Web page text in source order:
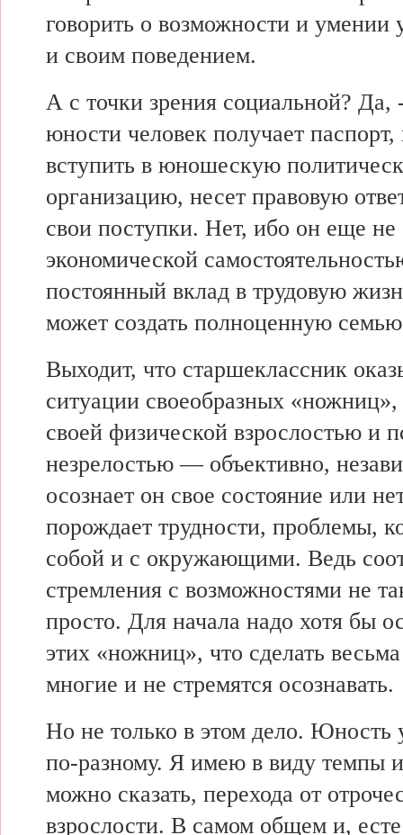
говорить о возможности и умении
и своим поведением.
А с точки зрения социальной? Да,
юности человек получает
вступить в юношескую
организацию, несет правовую
свои поступки. Нет, ибо он еще не
экономической
постоянный вклад в трудовую
может создать полноценную
Выходит, что старшеклассник
ситуации своеобразных
своей физической взрослостью и
незрелостью — объективно,
осознает он свое состояние или
порождает трудности, проблемы,
собой и с окружающими. Ведь
стремления с возможностями не
просто. Для начала надо хотя бы
этих «ножниц», что сделать
многие и не стремятся осознавать.
Но не только в этом дело. Юность
по-разному. Я имею в виду темпы
можно сказать, перехода от
взрослости. В самом общем и,